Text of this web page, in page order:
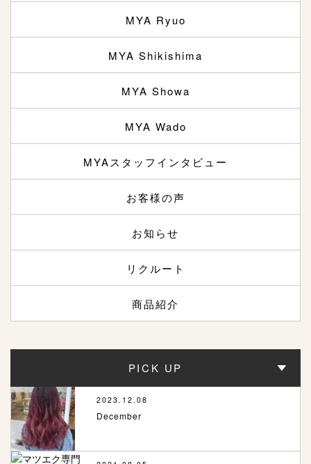
MYA Ryuo
MYA Shikishima
MYA Showa
MYA Wado
MYAスタッフインタビュー
お客様の声
お知らせ
リクルート
商品紹介
PICK UP
2023.12.08
December